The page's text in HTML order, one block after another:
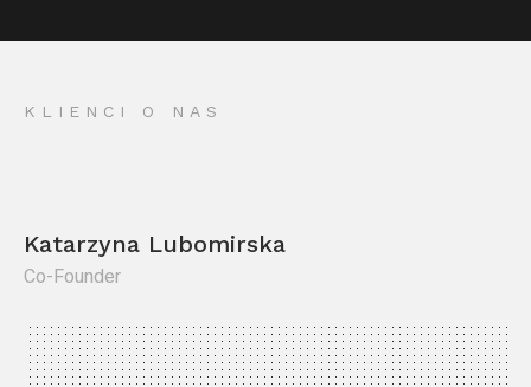
KLIENCI O NAS
Katarzyna Lubomirska
Co-Founder